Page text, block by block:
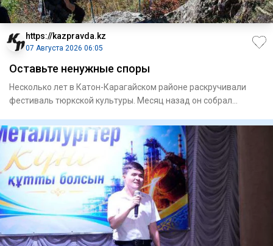
https://kazpravda.kz
07 Августа 2026 06:05
Оставьте ненужные споры
Несколько лет в Катон-Карагайском районе раскручивали
фестиваль тюркской культуры. Месяц назад он собрал